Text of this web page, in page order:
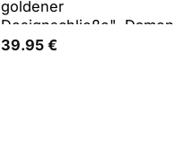
goldener
Designschließe", Damen,
Gr. 100, blau (marine),
39.95 €